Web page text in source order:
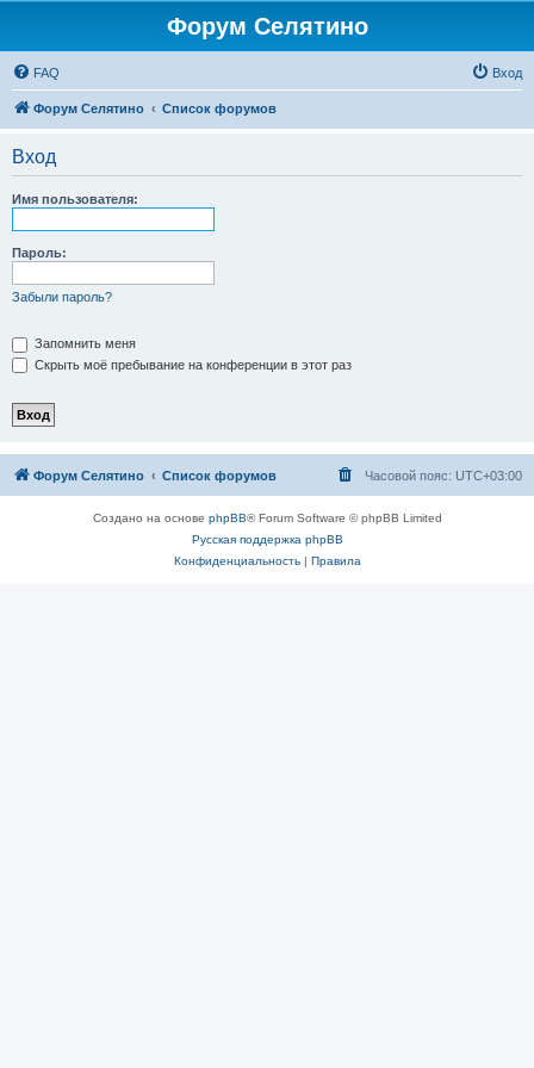
Форум Селятино
FAQ Вход
Форум Селятино Список форумов
Вход
Имя пользователя:
Пароль:
Забыли пароль?
Запомнить меня
Скрыть моё пребывание на конференции в этот раз
Форум Селятино Список форумов Часовой пояс: UTC+03:00
Создано на основе phpBB® Forum Software © phpBB Limited
Русская поддержка phpBB
Конфиденциальность| Правила